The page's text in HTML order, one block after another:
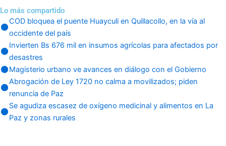
Lo más compartido
COD bloquea el puente Huayculi en Quillacollo, en la vía al
occidente del país
Invierten Bs 676 mil en insumos agrícolas para afectados por
desastres
Magisterio urbano ve avances en diálogo con el Gobierno
Abrogación de Ley 1720 no calma a movilizados; piden
renuncia de Paz
Se agudiza escasez de oxígeno medicinal y alimentos en La
Paz y zonas rurales